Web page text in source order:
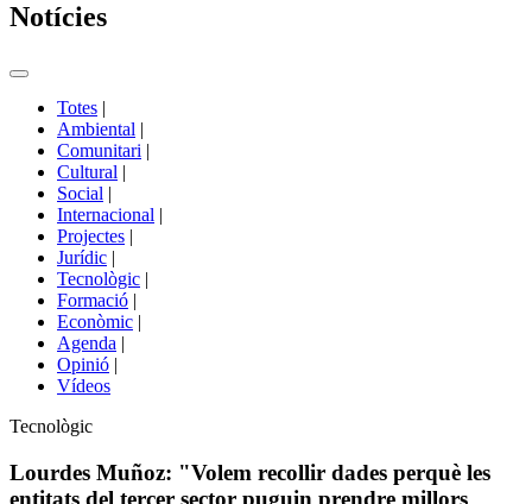
Notícies
Commutador
portals
Totes |
Ambiental |
Comunitari |
Cultural |
Social |
Internacional |
Projectes |
Jurídic |
Tecnològic |
Formació |
Econòmic |
Agenda |
Opinió |
Vídeos
Àmbit
la
notícia
Tecnològic
Lourdes Muñoz: "Volem recollir dades perquè les
entitats del tercer sector puguin prendre millors